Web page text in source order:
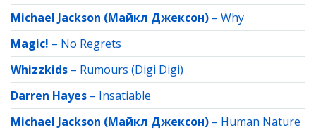
Michael Jackson (Майкл Джексон) – Why
Magic! – No Regrets
Whizzkids – Rumours (Digi Digi)
Darren Hayes – Insatiable
Michael Jackson (Майкл Джексон) – Human Nature